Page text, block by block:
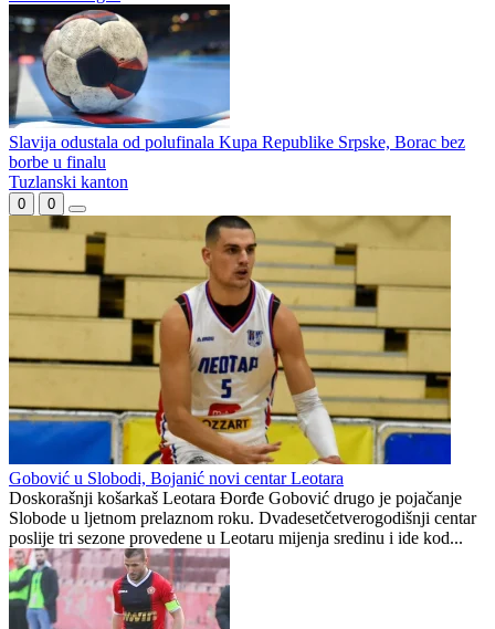
Borac m:tel u dramatičnoj završnici savladao Slogu – gol sa sedam
metara u posljednjoj sekundi!
Borac ili Sloga?
Slavija odustala od polufinala Kupa Republike Srpske, Borac bez
borbe u finalu
Tuzlanski kanton
0 0